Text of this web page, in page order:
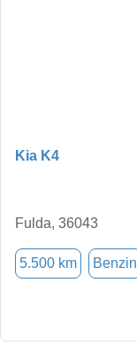
Kia K4
Fulda, 36043
5.500 km Benzin